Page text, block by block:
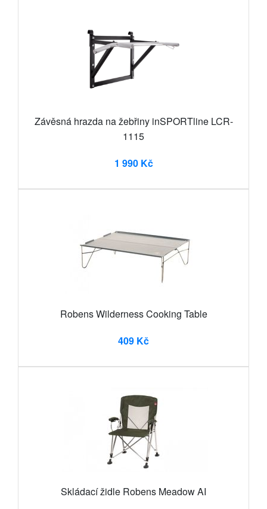
Závěsná hrazda na žebřiny inSPORTline LCR-
1115
1 990 Kč
Robens Wilderness Cooking Table
409 Kč
Skládací židle Robens Meadow AI